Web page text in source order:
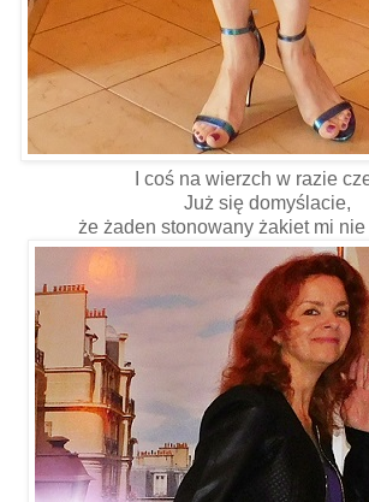
I coś na wierzch w razie
Już się domyślacie,
że żaden stonowany żakiet mi nie